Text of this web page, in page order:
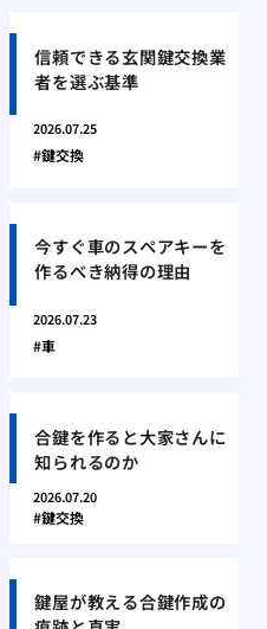
信頼できる玄関鍵交換業
者を選ぶ基準
2026.07.25
鍵交換
今すぐ車のスペアキーを
作るべき納得の理由
2026.07.23
車
合鍵を作ると大家さんに
知られるのか
2026.07.20
鍵交換
鍵屋が教える合鍵作成の